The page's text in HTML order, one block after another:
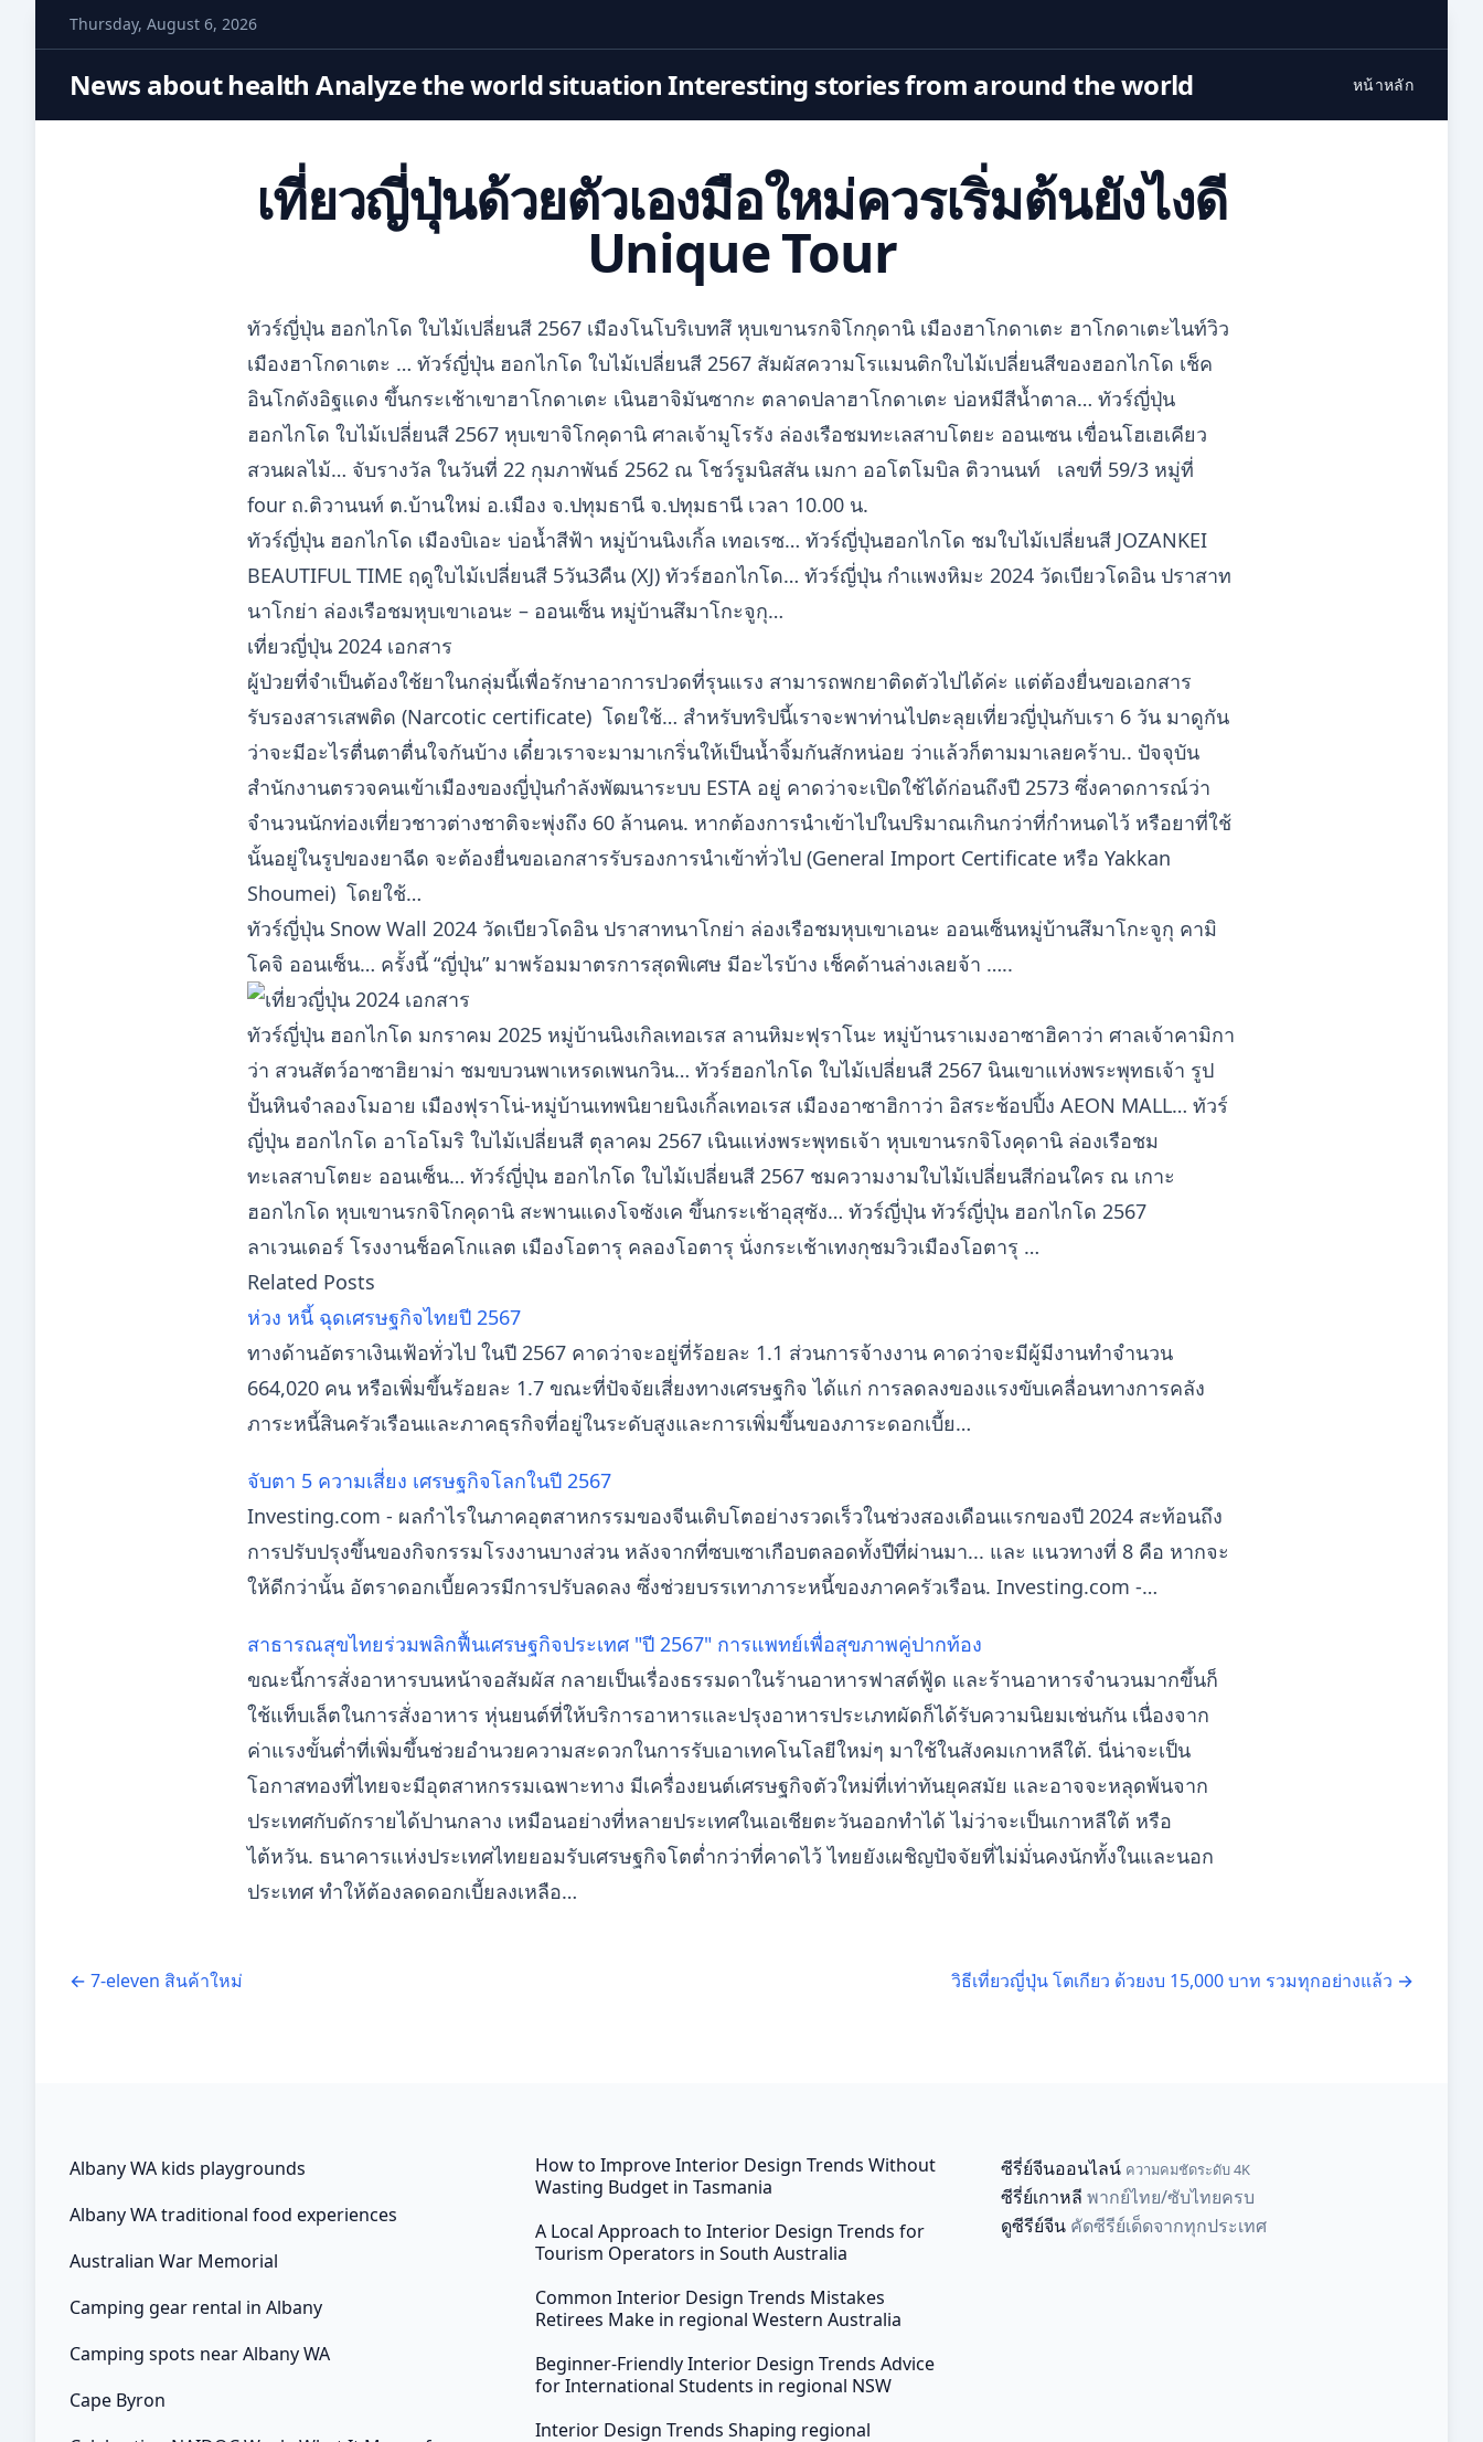
t
Thursday, August 6, 2026
News about health Analyze the world situation Interesting stories from around the world หน้าหลัก
เที่ยวญี่ปุ่นด้วยตัวเองมือใหม่ควรเริ่มต้นยังไงดี
Unique Tour
ทัวร์ญี่ปุ่น ฮอกไกโด ใบไม้เปลี่ยนสี 2567 เมืองโนโบริเบทสึ หุบเขานรกจิโกกุดานิ เมืองฮาโกดาเตะ ฮาโกดาเตะไนท์วิว
เมืองฮาโกดาเตะ … ทัวร์ญี่ปุ่น ฮอกไกโด ใบไม้เปลี่ยนสี 2567 สัมผัสความโรแมนติกใบไม้เปลี่ยนสีของฮอกไกโด เช็ค
อินโกดังอิฐแดง ขึ้นกระเช้าเขาฮาโกดาเตะ เนินฮาจิมันซากะ ตลาดปลาฮาโกดาเตะ บ่อหมีสีน้ำตาล… ทัวร์ญี่ปุ่น
ฮอกไกโด ใบไม้เปลี่ยนสี 2567 หุบเขาจิโกคุดานิ ศาลเจ้ามูโรรัง ล่องเรือชมทะเลสาบโตยะ ออนเซน เขื่อนโฮเฮเคียว
สวนผลไม้… จับรางวัล ในวันที่ 22 กุมภาพันธ์ 2562 ณ โชว์รูมนิสสัน เมกา ออโตโมบิล ติวานนท์ เลขที่ 59/3 หมู่ที่
four ถ.ติวานนท์ ต.บ้านใหม่ อ.เมือง จ.ปทุมธานี จ.ปทุมธานี เวลา 10.00 น.
ทัวร์ญี่ปุ่น ฮอกไกโด เมืองบิเอะ บ่อน้ำสีฟ้า หมู่บ้านนิงเกิ้ล เทอเรซ… ทัวร์ญี่ปุ่นฮอกไกโด ชมใบไม้เปลี่ยนสี JOZANKEI
BEAUTIFUL TIME ฤดูใบไม้เปลี่ยนสี 5วัน3คืน (XJ) ทัวร์ฮอกไกโด… ทัวร์ญี่ปุ่น กำแพงหิมะ 2024 วัดเบียวโดอิน ปราสาท
นาโกย่า ล่องเรือชมหุบเขาเอนะ – ออนเซ็น หมู่บ้านสึมาโกะจูกุ…
เที่ยวญี่ปุ่น 2024 เอกสาร
ผู้ป่วยที่จำเป็นต้องใช้ยาในกลุ่มนี้เพื่อรักษาอาการปวดที่รุนแรง สามารถพกยาติดตัวไปได้ค่ะ แต่ต้องยื่นขอเอกสาร
รับรองสารเสพติด (Narcotic certificate) โดยใช้… สำหรับทริปนี้เราจะพาท่านไปตะลุยเที่ยวญี่ปุ่นกับเรา 6 วัน มาดูกัน
ว่าจะมีอะไรตื่นตาตื่นใจกันบ้าง เดี๋ยวเราจะมามาเกริ่นให้เป็นน้ำจิ้มกันสักหน่อย ว่าแล้วก็ตามมาเลยคร้าบ.. ปัจจุบัน
สำนักงานตรวจคนเข้าเมืองของญี่ปุ่นกำลังพัฒนาระบบ ESTA อยู่ คาดว่าจะเปิดใช้ได้ก่อนถึงปี 2573 ซึ่งคาดการณ์ว่า
จำนวนนักท่องเที่ยวชาวต่างชาติจะพุ่งถึง 60 ล้านคน. หากต้องการนำเข้าไปในปริมาณเกินกว่าที่กำหนดไว้ หรือยาที่ใช้
นั้นอยู่ในรูปของยาฉีด จะต้องยื่นขอเอกสารรับรองการนำเข้าทั่วไป (General Import Certificate หรือ Yakkan
Shoumei) โดยใช้…
ทัวร์ญี่ปุ่น Snow Wall 2024 วัดเบียวโดอิน ปราสาทนาโกย่า ล่องเรือชมหุบเขาเอนะ ออนเซ็นหมู่บ้านสึมาโกะจูกุ คามิ
โคจิ ออนเซ็น… ครั้งนี้ “ญี่ปุ่น” มาพร้อมมาตรการสุดพิเศษ มีอะไรบ้าง เช็คด้านล่างเลยจ้า …..
ทัวร์ญี่ปุ่น ฮอกไกโด มกราคม 2025 หมู่บ้านนิงเกิลเทอเรส ลานหิมะฟุราโนะ หมู่บ้านราเมงอาซาฮิคาว่า ศาลเจ้าคามิกา
ว่า สวนสัตว์อาซาฮิยาม่า ชมขบวนพาเหรดเพนกวิน… ทัวร์ฮอกไกโด ใบไม้เปลี่ยนสี 2567 นินเขาแห่งพระพุทธเจ้า รูป
ปั้นหินจำลองโมอาย เมืองฟุราโน่-หมู่บ้านเทพนิยายนิงเกิ้ลเทอเรส เมืองอาซาฮิกาว่า อิสระช้อปปิ้ง AEON MALL… ทัวร์
ญี่ปุ่น ฮอกไกโด อาโอโมริ ใบไม้เปลี่ยนสี ตุลาคม 2567 เนินแห่งพระพุทธเจ้า หุบเขานรกจิโงคุดานิ ล่องเรือชม
ทะเลสาบโตยะ ออนเซ็น… ทัวร์ญี่ปุ่น ฮอกไกโด ใบไม้เปลี่ยนสี 2567 ชมความงามใบไม้เปลี่ยนสีก่อนใคร ณ เกาะ
ฮอกไกโด หุบเขานรกจิโกคุดานิ สะพานแดงโจซังเค ขึ้นกระเช้าอุสุซัง… ทัวร์ญี่ปุ่น ทัวร์ญี่ปุ่น ฮอกไกโด 2567
ลาเวนเดอร์ โรงงานช็อคโกแลต เมืองโอตารุ คลองโอตารุ นั่งกระเช้าเทงกุชมวิวเมืองโอตารุ …
Related Posts
ห่วง หนี้ ฉุดเศรษฐกิจไทยปี 2567
ทางด้านอัตราเงินเฟ้อทั่วไป ในปี 2567 คาดว่าจะอยู่ที่ร้อยละ 1.1 ส่วนการจ้างงาน คาดว่าจะมีผู้มีงานทำจำนวน
664,020 คน หรือเพิ่มขึ้นร้อยละ 1.7 ขณะที่ปัจจัยเสี่ยงทางเศรษฐกิจ ได้แก่ การลดลงของแรงขับเคลื่อนทางการคลัง
ภาระหนี้สินครัวเรือนและภาคธุรกิจที่อยู่ในระดับสูงและการเพิ่มขึ้นของภาระดอกเบี้ย…
จับตา 5 ความเสี่ยง เศรษฐกิจโลกในปี 2567
Investing.com - ผลกำไรในภาคอุตสาหกรรมของจีนเติบโตอย่างรวดเร็วในช่วงสองเดือนแรกของปี 2024 สะท้อนถึง
การปรับปรุงขึ้นของกิจกรรมโรงงานบางส่วน หลังจากที่ซบเซาเกือบตลอดทั้งปีที่ผ่านมา... และ แนวทางที่ 8 คือ หากจะ
ให้ดีกว่านั้น อัตราดอกเบี้ยควรมีการปรับลดลง ซึ่งช่วยบรรเทาภาระหนี้ของภาคครัวเรือน. Investing.com -…
สาธารณสุขไทยร่วมพลิกฟื้นเศรษฐกิจประเทศ "ปี 2567" การแพทย์เพื่อสุขภาพคู่ปากท้อง
ขณะนี้การสั่งอาหารบนหน้าจอสัมผัส กลายเป็นเรื่องธรรมดาในร้านอาหารฟาสต์ฟู้ด และร้านอาหารจำนวนมากขึ้นก็
ใช้แท็บเล็ตในการสั่งอาหาร หุ่นยนต์ที่ให้บริการอาหารและปรุงอาหารประเภทผัดก็ได้รับความนิยมเช่นกัน เนื่องจาก
ค่าแรงขั้นต่ำที่เพิ่มขึ้นช่วยอำนวยความสะดวกในการรับเอาเทคโนโลยีใหม่ๆ มาใช้ในสังคมเกาหลีใต้. นี่น่าจะเป็น
โอกาสทองที่ไทยจะมีอุตสาหกรรมเฉพาะทาง มีเครื่องยนต์เศรษฐกิจตัวใหม่ที่เท่าทันยุคสมัย และอาจจะหลุดพ้นจาก
ประเทศกับดักรายได้ปานกลาง เหมือนอย่างที่หลายประเทศในเอเชียตะวันออกทำได้ ไม่ว่าจะเป็นเกาหลีใต้ หรือ
ไต้หวัน. ธนาคารแห่งประเทศไทยยอมรับเศรษฐกิจโตต่ำกว่าที่คาดไว้ ไทยยังเผชิญปัจจัยที่ไม่มั่นคงนักทั้งในและนอก
ประเทศ ทำให้ต้องลดดอกเบี้ยลงเหลือ…
← 7-eleven สินค้าใหม่ วิธีเที่ยวญี่ปุ่น โตเกียว ด้วยงบ 15,000 บาท รวมทุกอย่างแล้ว →
Albany WA kids playgrounds
Albany WA traditional food experiences
Australian War Memorial
Camping gear rental in Albany
Camping spots near Albany WA
Cape Byron
How to Improve Interior Design Trends Without
Wasting Budget in Tasmania
A Local Approach to Interior Design Trends for
Tourism Operators in South Australia
Common Interior Design Trends Mistakes
Retirees Make in regional Western Australia
Beginner-Friendly Interior Design Trends Advice
for International Students in regional NSW
Interior Design Trends Shaping regional
ซีรี่ย์จีนออนไลน์ ความคมชัดระดับ 4K
ซีรี่ย์เกาหลี พากย์ไทย/ซับไทยครบ
ดูซีรีย์จีน คัดซีรีย์เด็ดจากทุกประเทศ